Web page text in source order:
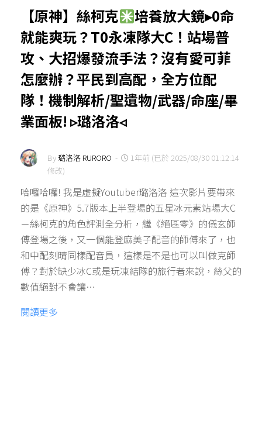
【原神】絲柯克
培養放大鏡▸0命
就能爽玩？T0永凍隊大C！站場普
攻、大招爆發流手法？沒有愛可菲
怎麼辦？平民到高配，全方位配
隊！機制解析/聖遺物/武器/命座/畢
業面板! ▹璐洛洛◃
By璐洛洛 RURORO -
1年前 (已於 2025/08/30 01:12:14
修改)
哈囉哈囉! 我是虛擬Youtuber璐洛洛 這次影片要帶來
的是《原神》5.7版本上半登場的五星冰元素站場大C
－絲柯克的角色評測全分析，繼《絕區零》的儀玄師
傅登場之後，又一個能登麻美子配音的師傅來了，也
和中配刻晴同樣配音員，這樣是不是也可以叫做克師
傅？對於缺少冰C或是玩凍結隊的旅行者來說，絲父的
數值絕對不會讓…
閱讀更多